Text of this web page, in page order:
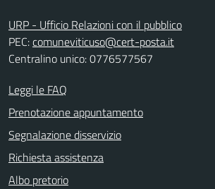
URP - Ufficio Relazioni con il pubblico
PEC:comuneviticuso@cert-posta.it
Centralino unico: 0776577567
Leggi le FAQ
Prenotazione appuntamento
Segnalazione disservizio
Richiesta assistenza
Albo pretorio